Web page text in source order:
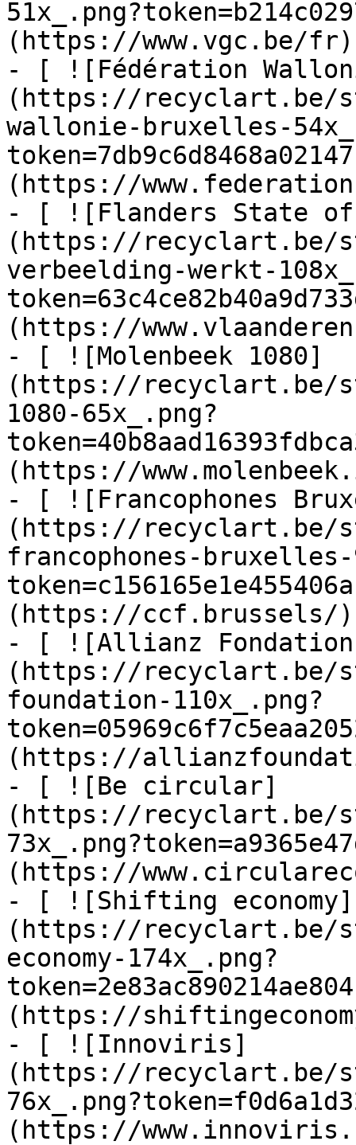
(https://www.vgc.be/fr)
- [ ![Fédération
(https://recyclart.be/
wallonie-bruxelles-
(https://
- [ ![Flanders State
(https://recyclart.be/
verbeelding-werkt-
(https://
- [ ![Molenbeek 1080]
(https://recyclart.be/
1080-65x_.png?
(https://
- [ ![Francophones
(https://recyclart.be/
francophones-bruxelles-
(https://ccf.brussels/)
- [ ![Allianz
(https://recyclart.be/
foundation-110x_.png?
(https://
- [ ![Be circular]
(https://recyclart.be/
(https://
- [ ![Shifting economy]
(https://recyclart.be/
economy-174x_.png?
(https://
- [ ![Innoviris]
(https://recyclart.be/
(https://